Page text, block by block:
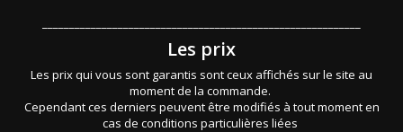
Les prix
Les prix qui vous sont garantis sont ceux affichés sur le site au
moment de la commande.
Cependant ces derniers peuvent être modifiés à tout moment en
cas de conditions particulières liées